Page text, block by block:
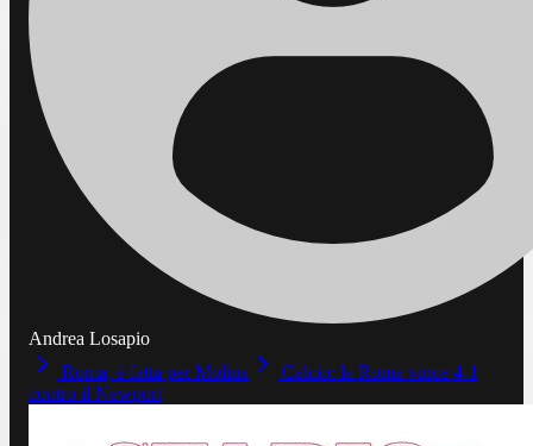
Andrea Losapio
Roma, è fatta per Molina
Calcio: la Roma vince 4-1
contro il Newport